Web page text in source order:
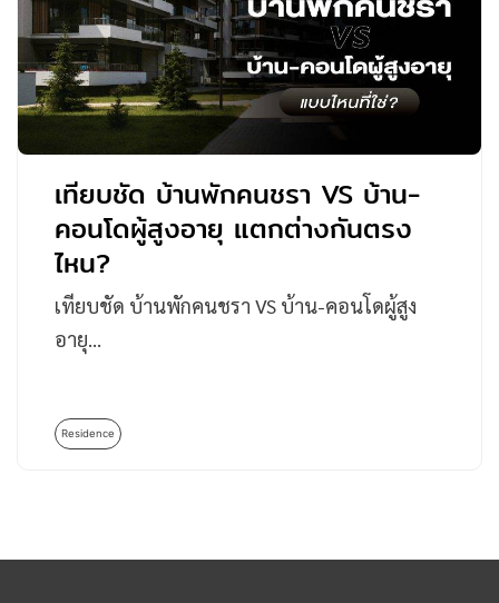
เทียบชัด บ้านพักคนชรา VS บ้าน-
คอนโดผู้สูงอายุ แตกต่างกันตรง
ไหน?
เทียบชัด บ้านพักคนชรา VS บ้าน-คอนโดผู้สูง
อายุ…
Residence